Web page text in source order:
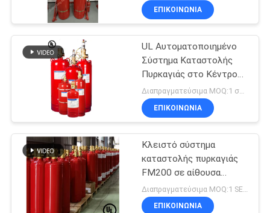
ΕΠΙΚΟΙΝΩΝΊΑ
UL Αυτοματοποιημένο
Σύστημα Καταστολής
Πυρκαγιάς στο Κέντρο
Δεδομένων FM200
ΕΠΙΚΟΙΝΩΝΊΑ
Κλειστό σύστημα
καταστολής πυρκαγιάς
FM200 σε αίθουσα
τηλεπικοινωνιών
ΕΠΙΚΟΙΝΩΝΊΑ